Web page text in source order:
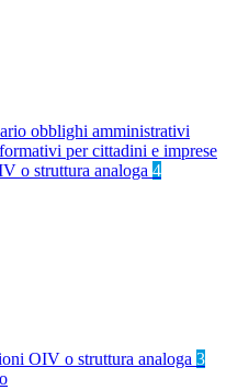
obblighi amministrativi
per cittadini e imprese
o struttura analoga 4
OIV o struttura analoga 3